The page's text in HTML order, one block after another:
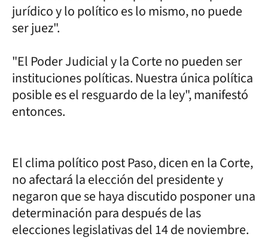
jurídico y lo político es lo mismo, no puede
ser juez".
"El Poder Judicial y la Corte no pueden ser
instituciones políticas. Nuestra única política
posible es el resguardo de la ley", manifestó
entonces.
El clima político post Paso, dicen en la Corte,
no afectará la elección del presidente y
negaron que se haya discutido posponer una
determinación para después de las
elecciones legislativas del 14 de noviembre.